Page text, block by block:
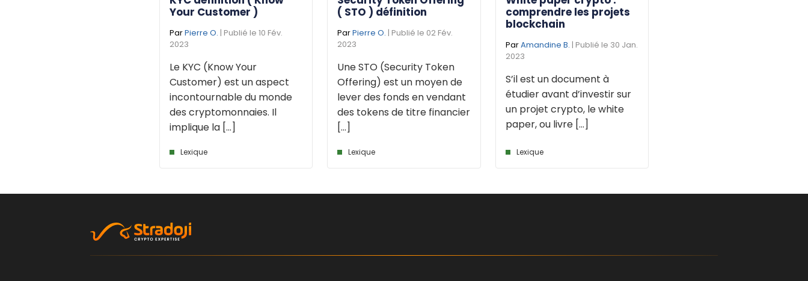
Your Customer )
ParPierre O. | Publié le 10 Fév.
2023
Le KYC (Know Your
Customer) est un aspect
incontournable du monde
des cryptomonnaies. Il
implique la [...]
Lexique
( STO ) définition
ParPierre O. | Publié le 02 Fév.
2023
Une STO (Security Token
Offering) est un moyen de
lever des fonds en vendant
des tokens de titre financier
[...]
Lexique
comprendre les projets
blockchain
ParAmandine B. | Publié le 30 Jan.
2023
S’il est un document à
étudier avant d’investir sur
un projet crypto, le white
paper, ou livre [...]
Lexique